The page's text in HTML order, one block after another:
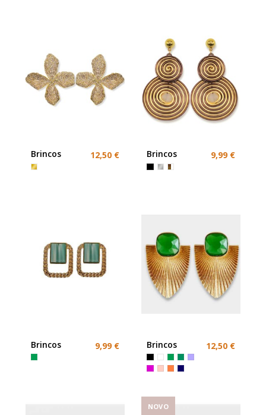
Brincos
Chumbo
grandes
12,50 €
Brincos
grandes
dourado ou
9,99 €
Brincos
Coloridos
9,99 €
Brincos
Dourados
Egipto
12,50 €
NOVO